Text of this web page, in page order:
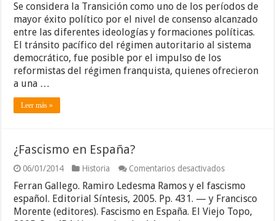
de
un
maletín
Se considera la Transición como uno de los períodos de
mayor éxito político por el nivel de consenso alcanzado
entre las diferentes ideologías y formaciones políticas.
El tránsito pacífico del régimen autoritario al sistema
democrático, fue posible por el impulso de los
reformistas del régimen franquista, quienes ofrecieron
a una …
Leer más »
¿Fascismo en España?
06/01/2014 Historia Comentarios desactivadosen
en
España?
Ferran Gallego. Ramiro Ledesma Ramos y el fascismo
español. Editorial Síntesis, 2005. Pp. 431. — y Francisco
Morente (editores). Fascismo en España. El Viejo Topo,